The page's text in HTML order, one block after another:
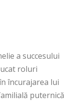
a succesului
roluri
încurajarea lui
puternică